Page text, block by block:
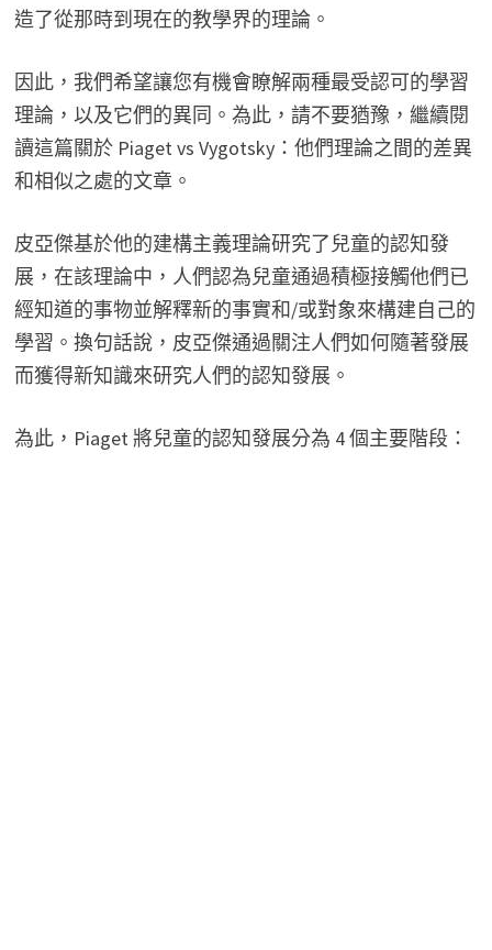
造了從那時到現在的教學界的理論。
因此，我們希望讓您有機會瞭解兩種最受認可的學習
理論，以及它們的異同。為此，請不要猶豫，繼續閱
讀這篇關於 Piaget vs Vygotsky：他們理論之間的差異
和相似之處的文章。
皮亞傑基於他的建構主義理論研究了兒童的認知發
展，在該理論中，人們認為兒童通過積極接觸他們已
經知道的事物並解釋新的事實和/或對象來構建自己的
學習。換句話說，皮亞傑通過關注人們如何隨著發展
而獲得新知識來研究人們的認知發展。
為此，Piaget 將兒童的認知發展分為 4 個主要階段：